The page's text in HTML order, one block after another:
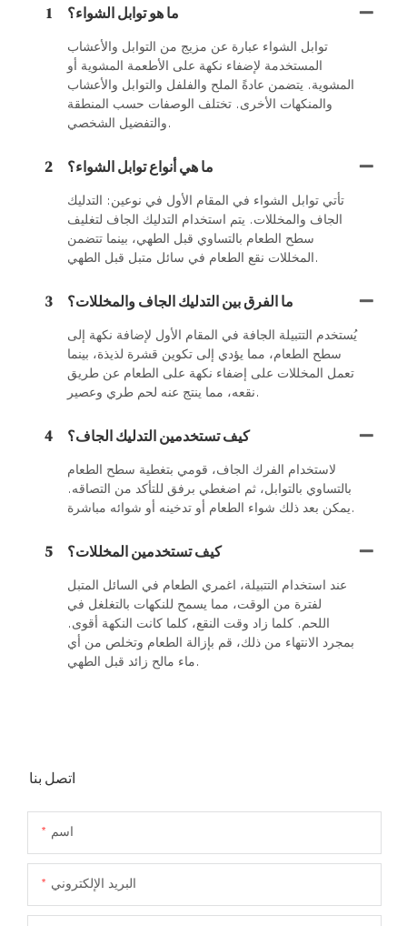
1 ما هو توابل الشواء؟
توابل الشواء عبارة عن مزيج من التوابل والأعشاب
المستخدمة لإضفاء نكهة على الأطعمة المشوية أو
المشوية. يتضمن عادةً الملح والفلفل والتوابل والأعشاب
والمنكهات الأخرى. تختلف الوصفات حسب المنطقة
والتفضيل الشخصي.
2 ما هي أنواع توابل الشواء؟
تأتي توابل الشواء في المقام الأول في نوعين: التدليك
الجاف والمخللات. يتم استخدام التدليك الجاف لتغليف
سطح الطعام بالتساوي قبل الطهي، بينما تتضمن
المخللات نقع الطعام في سائل متبل قبل الطهي.
3 ما الفرق بين التدليك الجاف والمخللات؟
يُستخدم التتبيلة الجافة في المقام الأول لإضافة نكهة إلى
سطح الطعام، مما يؤدي إلى تكوين قشرة لذيذة، بينما
تعمل المخللات على إضفاء نكهة على الطعام عن طريق
نقعه، مما ينتج عنه لحم طري وعصير.
4 كيف تستخدمين التدليك الجاف؟
لاستخدام الفرك الجاف، قومي بتغطية سطح الطعام
بالتساوي بالتوابل، ثم اضغطي برفق للتأكد من التصاقه.
يمكن بعد ذلك شواء الطعام أو تدخينه أو شوائه مباشرة.
5 كيف تستخدمين المخللات؟
عند استخدام التتبيلة، اغمري الطعام في السائل المتبل
لفترة من الوقت، مما يسمح للنكهات بالتغلغل في
اللحم. كلما زاد وقت النقع، كلما كانت النكهة أقوى.
بمجرد الانتهاء من ذلك، قم بإزالة الطعام وتخلص من أي
ماء مالح زائد قبل الطهي.
اسم
البريد الإلكتروني